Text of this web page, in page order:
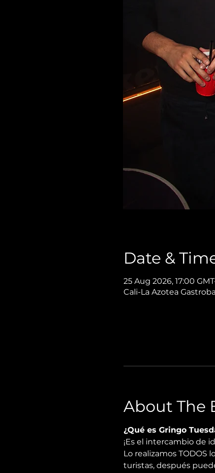
Date &
25 Aug 2026, 17:00
Cali-La Azotea
About The
¿Qué es Gringo
¡Es el intercambio de
Lo realizamos TODOS
turistas, después